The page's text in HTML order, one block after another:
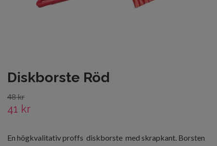
Diskborste Röd
48 kr
41 kr
En högkvalitativ proffs diskborste med skrapkant. Borsten